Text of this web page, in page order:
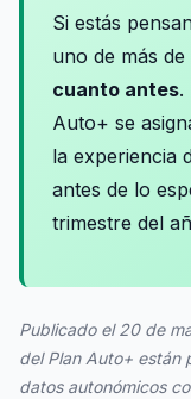
Si estás
uno de más
cuanto antes.
Auto+ se
la experiencia
antes de lo
trimestre del
Publicado el 20 de
del Plan Auto+ están
datos autonómicos